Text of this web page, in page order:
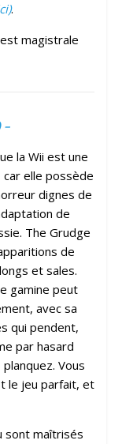
.
magistrale
–
la Wii est une
car elle possède
dignes de
de
The Grudge
de
et sales.
gamine peut
avec sa
qui pendent,
par hasard
Vous
le jeu parfait, et
sont maîtrisés